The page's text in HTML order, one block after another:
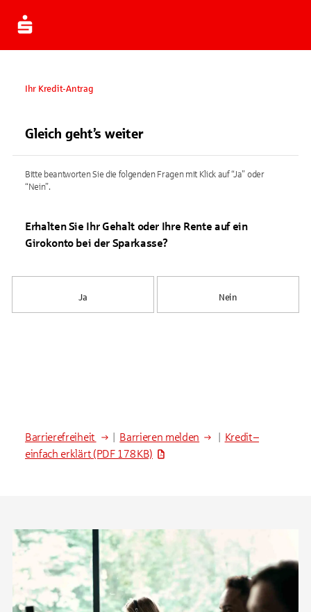
Ihr Kredit-Antrag
Gleich geht’s weiter
Bitte beantworten Sie die folgenden Fragen mit Klick auf “Ja” oder
“Nein”.
Erhalten Sie Ihr Gehalt oder Ihre Rente auf ein
Girokonto bei der Sparkasse?
Ja Nein
Barrierefreiheit Barrieren melden
Kredit –
einfach erklärt (PDF 178 KB)